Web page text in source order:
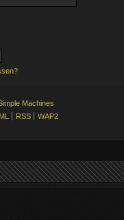
Machines
RSS WAP2